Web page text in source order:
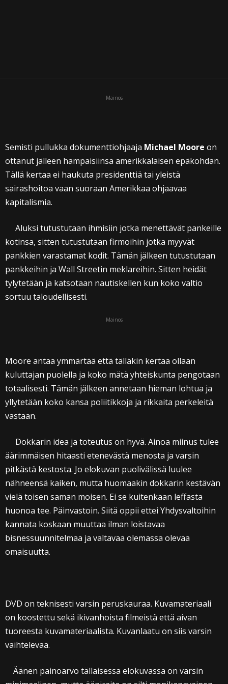
Mainos
Semisti pullukka dokumenttiohjaaja Michael Moore on
ottanut jälleen hampaisiinsa amerikkalaisen epäkohdan.
Tällä kertaa ei haukuta presidenttiä tai yleistä
sairashoitoa vaan suoraan Amerikkaa ohjaavaa
kapitalismia.
Aluksi tutustutaan ihmisiin jotka menettävät pankeille
kotinsa, sitten tutustutaan firmoihin jotka myyvät
pankkien varastamat kodit. Tämän jälkeen tutustutaan
pankkeihin ja Wall Streetin meklareihin. Sitten heidät
tylytetään ja katsotaan nautiskellen kun koko valtio
sortuu taloudellisesti.
Mainos
Moore antaa ymmärtää että tälläkin kertaa ollaan
kuluttajan puolella ja koko mätä yhteiskunta pengotaan
totaalisesti. Tämän jälkeen annetaan hieman lohtua ja
yllytetään koko kansa poliitikkoja ja rikkaita perkeleitä
vastaan.
Dokkarin idea ja toteutus on hyvä. Ainoa miinus tulee
äärimmäisen hitaasti etenevästä menosta ja varsin
pitkästä kestosta. Jo elokuvan puolivälissä luulee
nähneensä kaiken, mutta huomaakin dokkarin kestävän
vielä toisen saman moisen. Ei se kuitenkaan leffasta
huonoa tee. Päinvastoin. Siitä oppii ettei Yhdysvaltoihin
kannata koskaan muuttaa ilman loistavaa
bisnessuunnitelmaa ja valtavaa olemassa olevaa
omaisuutta.
DVD on teknisesti varsin peruskauraa. Kuvamateriaali
on koostettu sekä ikivanhoista filmeistä että aivan
tuoreesta kuvamateriaalista. Kuvanlaatu on siis varsin
vaihtelevaa.
Äänen painoarvo tällaisessa elokuvassa on varsin